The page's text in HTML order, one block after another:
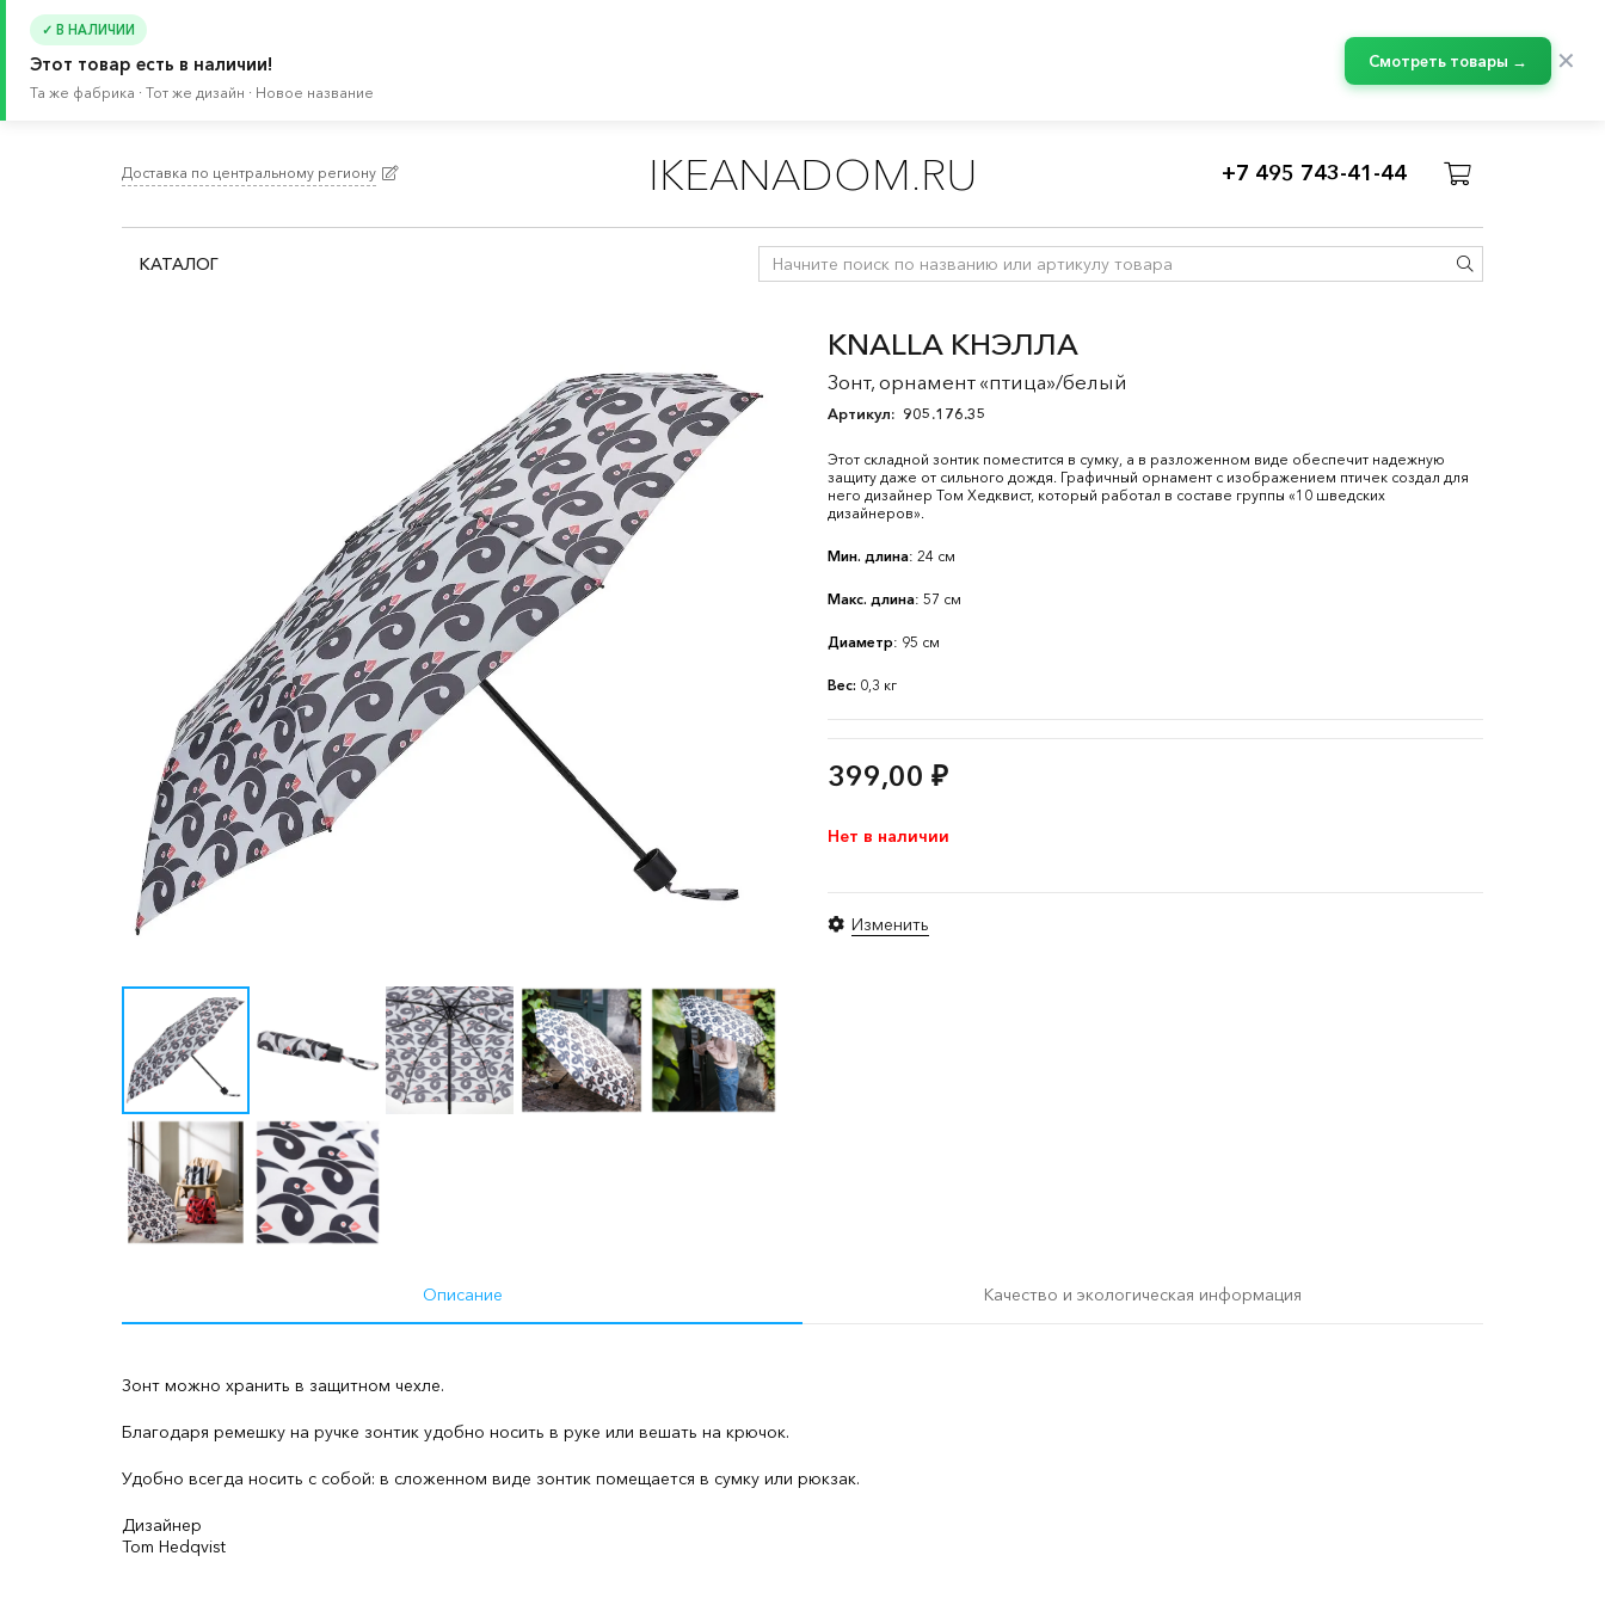
✓ В НАЛИЧИИ
Этот товар есть в наличии!
Та же фабрика · Тот же дизайн · Новое название
Смотреть товары → ✕
Доставка по центральному региону IKEANADOM.RU +7 495 743-41-44
КАТАЛОГ
KNALLA КНЭЛЛА
Зонт, орнамент «птица»/белый
Артикул: 905.176.35
Этот складной зонтик поместится в сумку, а в разложенном виде обеспечит надежную
защиту даже от сильного дождя. Графичный орнамент с изображением птичек создал для
него дизайнер Том Хедквист, который работал в составе группы «10 шведских
дизайнеров».
Мин. длина: 24 см
Макс. длина: 57 см
Диаметр: 95 см
Вес: 0,3 кг
399,00 ₽
Нет в наличии
Изменить
Описание Качество и экологическая информация
Зонт можно хранить в защитном чехле.
Благодаря ремешку на ручке зонтик удобно носить в руке или вешать на крючок.
Удобно всегда носить с собой: в сложенном виде зонтик помещается в сумку или рюкзак.
Дизайнер
Tom Hedqvist